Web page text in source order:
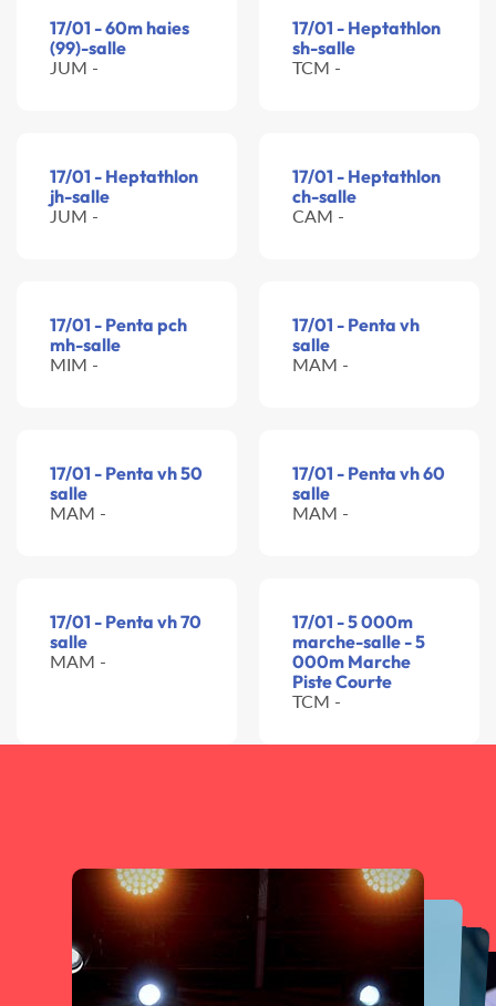
17/01 - 60m haies
(99)-salle
JUM -
17/01 - Heptathlon
sh-salle
TCM -
17/01 - Heptathlon
jh-salle
JUM -
17/01 - Heptathlon
ch-salle
CAM -
17/01 - Penta pch
mh-salle
MIM -
17/01 - Penta vh
salle
MAM -
17/01 - Penta vh 50
salle
MAM -
17/01 - Penta vh 60
salle
MAM -
17/01 - Penta vh 70
salle
MAM -
17/01 - 5 000m
marche-salle - 5
000m Marche
Piste Courte
TCM -